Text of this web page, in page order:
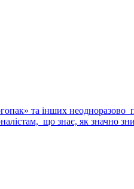
та інших
що знає, як значно